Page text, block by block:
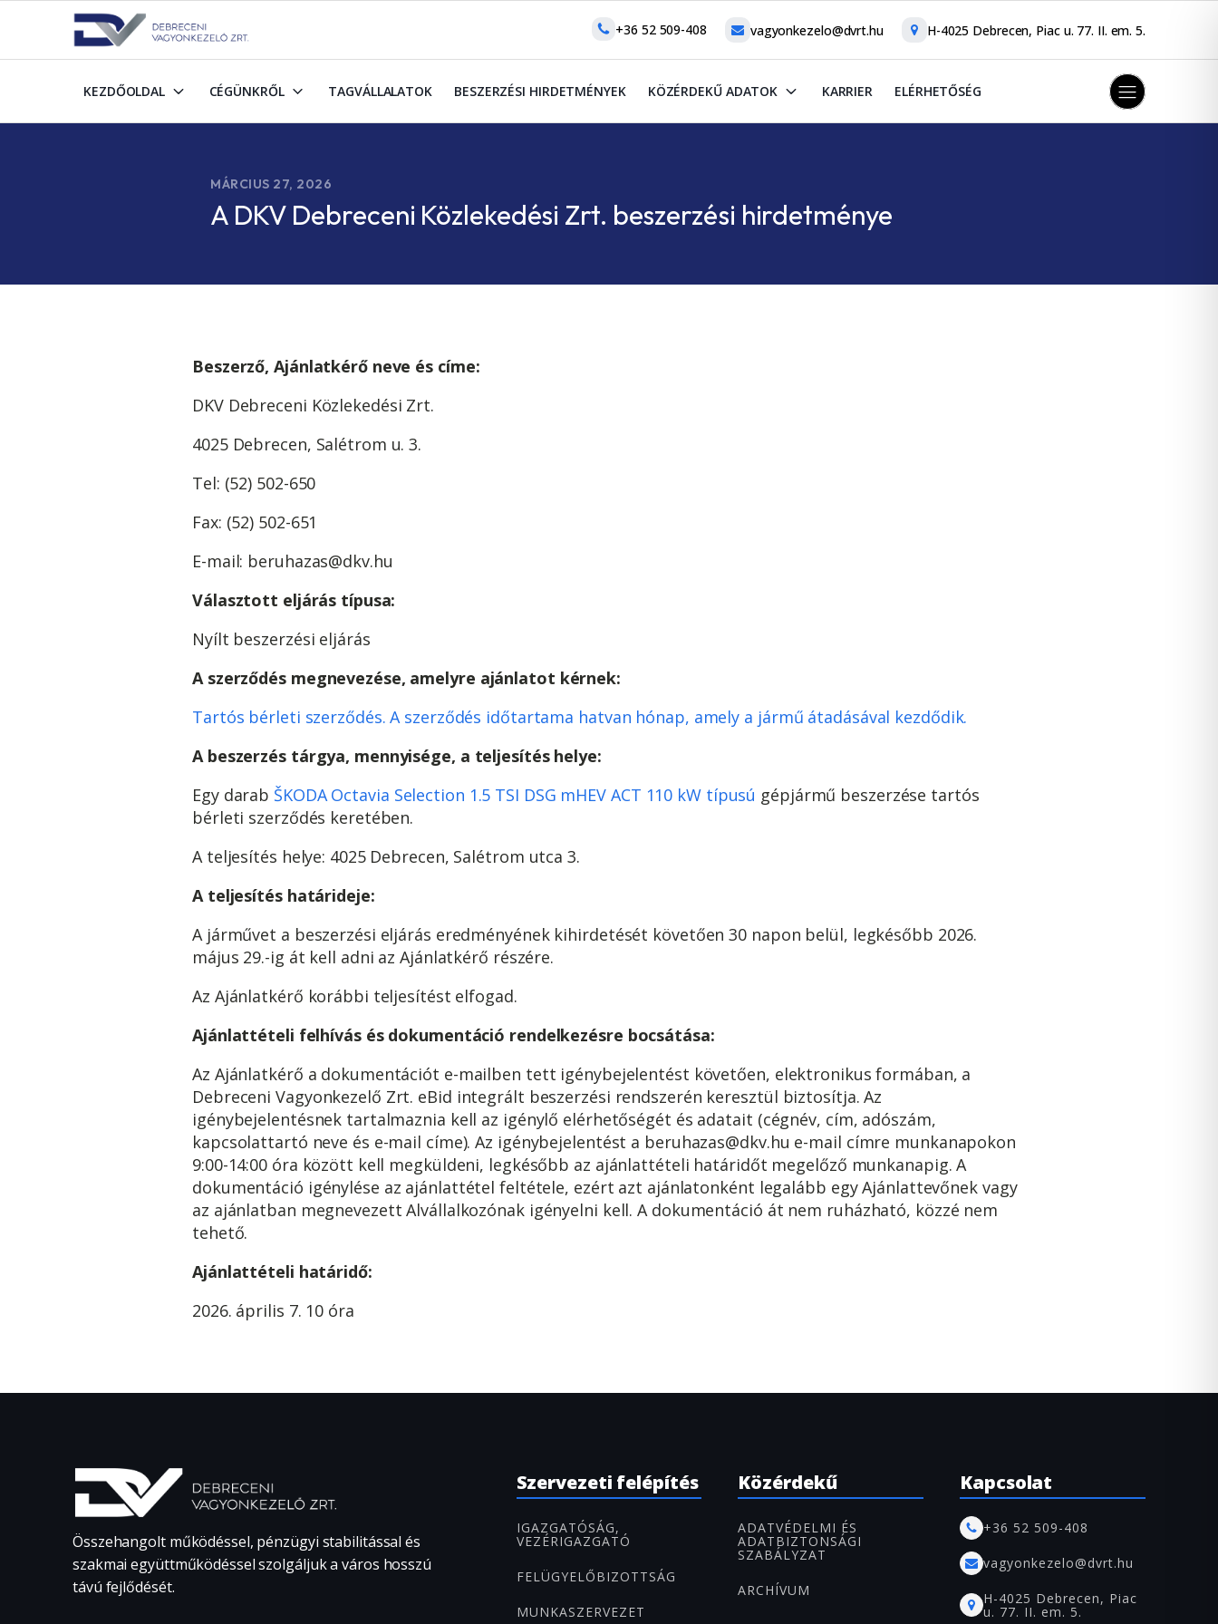
+36 52 509-408 vagyonkezelo@dvrt.hu H-4025 Debrecen, Piac u. 77. II. em. 5.
KEZDŐOLDAL CÉGÜNKRŐL TAGVÁLLALATOK BESZERZÉSI HIRDETMÉNYEK KÖZÉRDEKŰ ADATOK KARRIER ELÉRHETŐSÉG
MÁRCIUS 27, 2026
A DKV Debreceni Közlekedési Zrt. beszerzési hirdetménye
Beszerző, Ajánlatkérő neve és címe:
DKV Debreceni Közlekedési Zrt.
4025 Debrecen, Salétrom u. 3.
Tel: (52) 502-650
Fax: (52) 502-651
E-mail: beruhazas@dkv.hu
Választott eljárás típusa:
Nyílt beszerzési eljárás
A szerződés megnevezése, amelyre ajánlatot kérnek:
Tartós bérleti szerződés. A szerződés időtartama hatvan hónap, amely a jármű átadásával kezdődik.
A beszerzés tárgya, mennyisége, a teljesítés helye:
Egy darab ŠKODA Octavia Selection 1.5 TSI DSG mHEV ACT 110 kW típusú gépjármű beszerzése tartós
bérleti szerződés keretében.
A teljesítés helye: 4025 Debrecen, Salétrom utca 3.
A teljesítés határideje:
A járművet a beszerzési eljárás eredményének kihirdetését követően 30 napon belül, legkésőbb 2026.
május 29.-ig át kell adni az Ajánlatkérő részére.
Az Ajánlatkérő korábbi teljesítést elfogad.
Ajánlattételi felhívás és dokumentáció rendelkezésre bocsátása:
Az Ajánlatkérő a dokumentációt e-mailben tett igénybejelentést követően, elektronikus formában, a
Debreceni Vagyonkezelő Zrt. eBid integrált beszerzési rendszerén keresztül biztosítja. Az
igénybejelentésnek tartalmaznia kell az igénylő elérhetőségét és adatait (cégnév, cím, adószám,
kapcsolattartó neve és e-mail címe). Az igénybejelentést a beruhazas@dkv.hu e-mail címre munkanapokon
9:00-14:00 óra között kell megküldeni, legkésőbb az ajánlattételi határidőt megelőző munkanapig. A
dokumentáció igénylése az ajánlattétel feltétele, ezért azt ajánlatonként legalább egy Ajánlattevőnek vagy
az ajánlatban megnevezett Alvállalkozónak igényelni kell. A dokumentáció át nem ruházható, közzé nem
tehető.
Ajánlattételi határidő:
2026. április 7. 10 óra
Összehangolt működéssel, pénzügyi stabilitással és
szakmai együttműködéssel szolgáljuk a város hosszú
távú fejlődését.
Szervezeti felépítés
IGAZGATÓSÁG,
VEZÉRIGAZGATÓ
FELÜGYELŐBIZOTTSÁG
MUNKASZERVEZET
Közérdekű
ADATVÉDELMI ÉS
ADATBIZTONSÁGI
SZABÁLYZAT
ARCHÍVUM
Kapcsolat
+36 52 509-408
vagyonkezelo@dvrt.hu
H-4025 Debrecen, Piac
u. 77. II. em. 5.